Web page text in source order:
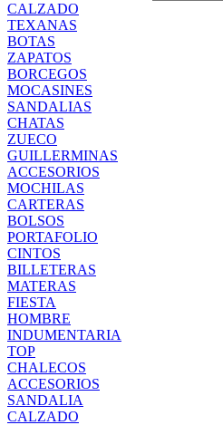
CALZADO
TEXANAS
BOTAS
ZAPATOS
BORCEGOS
MOCASINES
SANDALIAS
CHATAS
ZUECO
GUILLERMINAS
ACCESORIOS
MOCHILAS
CARTERAS
BOLSOS
PORTAFOLIO
CINTOS
BILLETERAS
MATERAS
FIESTA
HOMBRE
INDUMENTARIA
TOP
CHALECOS
ACCESORIOS
SANDALIA
CALZADO